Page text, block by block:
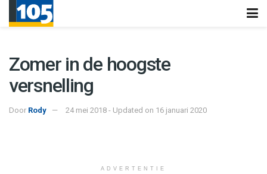
Zomer in de hoogste
versnelling
Door Rody 24 mei 2018 - Updated on 16 januari 2020
ADVERTENTIE